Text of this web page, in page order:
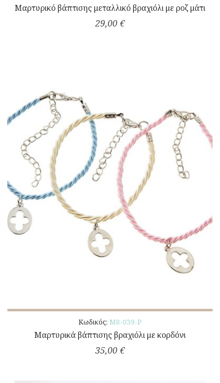
Μαρτυρικό βάπτισης μεταλλικό βραχιόλι με ροζ μάτι
29,00 €
Κωδικός: Μ8-039-Ρ
Μαρτυρικά βάπτισης βραχιόλι με κορδόνι
35,00 €